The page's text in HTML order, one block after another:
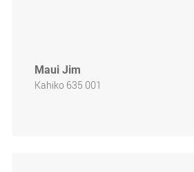
Maui Jim
Kahiko 635 001